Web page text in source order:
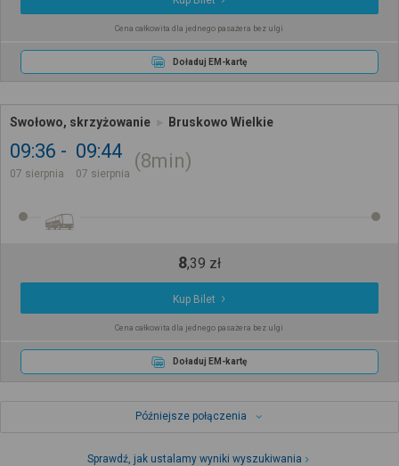
Cena całkowita dla jednego pasażera bez ulgi
Doładuj EM-kartę
Swołowo, skrzyżowanie Bruskowo Wielkie
09:36
07 sierpnia
09:44
07 sierpnia
8min
8,39 zł
Kup Bilet
Cena całkowita dla jednego pasażera bez ulgi
Doładuj EM-kartę
Późniejsze połączenia
Sprawdź, jak ustalamy wyniki wyszukiwania